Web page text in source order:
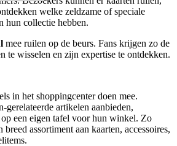
welke zeldzame of speciale
hun collectie hebben.
mee ruilen op de beurs. Fans krijgen zo de
te wisselen en zijn expertise te ontdekken.
in het shoppingcenter doen mee.
artikelen aanbieden,
op een eigen tafel voor hun winkel. Zo
breed assortiment aan kaarten, accessoires,